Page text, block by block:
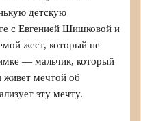
детскую
с Евгенией Шишковой и
жест, который не
— мальчик, который
живет мечтой об
эту мечту.